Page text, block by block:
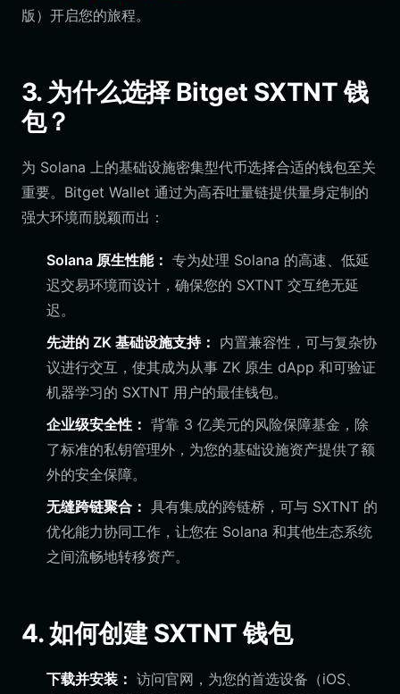
版）开启您的旅程。
3. 为什么选择 Bitget SXTNT 钱
包？
为 Solana 上的基础设施密集型代币选择合适的钱包至关
重要。Bitget Wallet 通过为高吞吐量链提供量身定制的
强大环境而脱颖而出：
Solana 原生性能： 专为处理 Solana 的高速、低延
迟交易环境而设计，确保您的 SXTNT 交互绝无延
迟。
先进的 ZK 基础设施支持： 内置兼容性，可与复杂协
议进行交互，使其成为从事 ZK 原生 dApp 和可验证
机器学习的 SXTNT 用户的最佳钱包。
企业级安全性： 背靠 3 亿美元的风险保障基金，除
了标准的私钥管理外，为您的基础设施资产提供了额
外的安全保障。
无缝跨链聚合： 具有集成的跨链桥，可与 SXTNT 的
优化能力协同工作，让您在 Solana 和其他生态系统
之间流畅地转移资产。
4. 如何创建 SXTNT 钱包
下载并安装： 访问官网，为您的首选设备（iOS、